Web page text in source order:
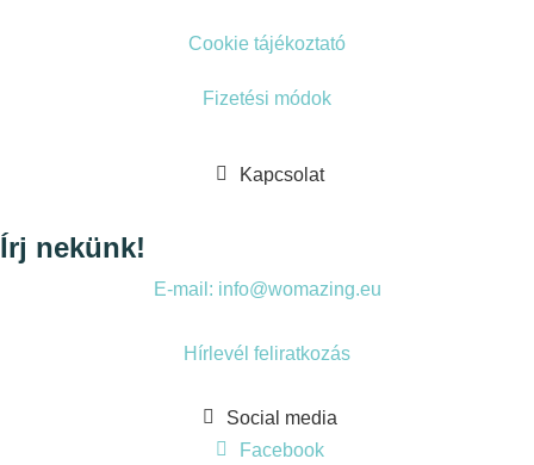
Cookie tájékoztató
Fizetési módok
Kapcsolat
Írj nekünk!
E-mail: info@womazing.eu
Hírlevél feliratkozás
Social media
Facebook